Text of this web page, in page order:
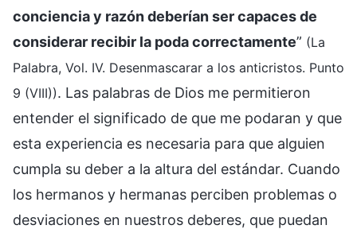
conciencia y razón deberían ser capaces de
considerar recibir la poda correctamente” (La
Palabra, Vol. IV. Desenmascarar a los anticristos. Punto
9 (VIII)). Las palabras de Dios me permitieron
entender el significado de que me podaran y que
esta experiencia es necesaria para que alguien
cumpla su deber a la altura del estándar. Cuando
los hermanos y hermanas perciben problemas o
desviaciones en nuestros deberes, que puedan